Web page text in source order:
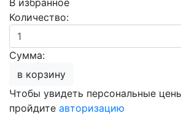
В избранное
Количество:
Сумма:
в корзину
Чтобы увидеть персональные
пройдите авторизацию